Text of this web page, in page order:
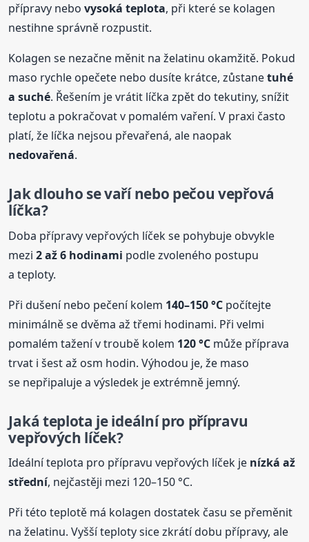
přípravy nebovysoká teplota, při které se kolagen
nestihne správně rozpustit.
Kolagen se nezačne měnit na želatinu okamžitě. Pokud
maso rychle opečete nebo dusíte krátce, zůstanetuhé
a suché. Řešením je vrátit líčka zpět do tekutiny, snížit
teplotu a pokračovat v pomalém vaření. V praxi často
platí, že líčka nejsou převařená, ale naopak
nedovařená.
Jak dlouho se vaří nebo pečouvepřová
líčka?
Doba přípravy vepřových líček se pohybuje obvykle
mezi2 až 6 hodinami podle zvoleného postupu
a teploty.
Při dušení nebo pečení kolem 140–150 °C počítejte
minimálně se dvěma až třemi hodinami. Při velmi
pomalém tažení v troubě kolem 120 °C může příprava
trvat i šest až osm hodin. Výhodou je, že maso
se nepřipaluje a výsledek je extrémně jemný.
Jaká teplota je ideální pro přípravu
vepřových líček?
Ideální teplota pro přípravu vepřových líček je nízká až
střední, nejčastěji mezi 120–150 °C.
Při této teplotě má kolagen dostatek času se přeměnit
na želatinu. Vyšší teploty sice zkrátí dobu přípravy, ale